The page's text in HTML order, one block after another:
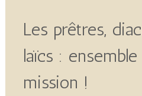
Les prêtres,
laïcs :
mission !